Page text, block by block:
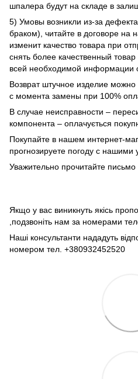
шпалера будут на складе в
5) Умовы возникли из-за
браком), читайте в договоре на
изменит качество товара при
снять более качественный
всей необходимой информации
Возврат штучное изделие
с момента замены при 100%
В случае неисправности –
компонента – оплачується
Покупайте в нашем интернет-
прогнозируете погоду с нашими
Уважительно прочитайте письмо
Якщо у вас виникнуть якісь
,подзвоніть нам за номерами
Наші консультанти нададуть
номером тел. +380932452520